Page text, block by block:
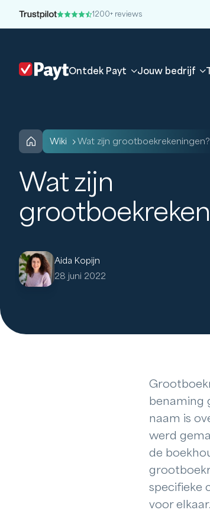
1200+ reviews
Ontdek Payt Jouw bedrijf
wiki Wat zijn grootboekrekeningen?
Wat zijn
Aida Kopijn
28 juni 2022
benaming
naam is
werd
de
specifieke
voor elkaar.